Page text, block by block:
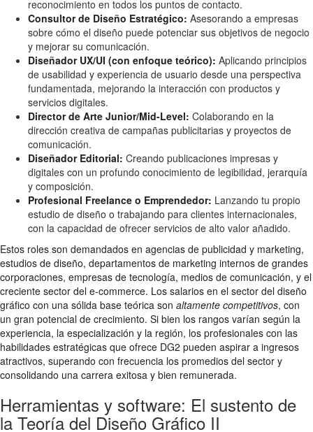
reconocimiento en todos los puntos de contacto.
Consultor de Diseño Estratégico: Asesorando a empresas
sobre cómo el diseño puede potenciar sus objetivos de negocio
y mejorar su comunicación.
Diseñador UX/UI (con enfoque teórico): Aplicando principios
de usabilidad y experiencia de usuario desde una perspectiva
fundamentada, mejorando la interacción con productos y
servicios digitales.
Director de Arte Junior/Mid-Level: Colaborando en la
dirección creativa de campañas publicitarias y proyectos de
comunicación.
Diseñador Editorial: Creando publicaciones impresas y
digitales con un profundo conocimiento de legibilidad, jerarquía
y composición.
Profesional Freelance o Emprendedor: Lanzando tu propio
estudio de diseño o trabajando para clientes internacionales,
con la capacidad de ofrecer servicios de alto valor añadido.
Estos roles son demandados en agencias de publicidad y marketing,
estudios de diseño, departamentos de marketing internos de grandes
corporaciones, empresas de tecnología, medios de comunicación, y el
creciente sector del e-commerce. Los salarios en el sector del diseño
gráfico con una sólida base teórica son altamente competitivos, con
un gran potencial de crecimiento. Si bien los rangos varían según la
experiencia, la especialización y la región, los profesionales con las
habilidades estratégicas que ofrece DG2 pueden aspirar a ingresos
atractivos, superando con frecuencia los promedios del sector y
consolidando una carrera exitosa y bien remunerada.
Herramientas y software: El sustento de
la Teoría del Diseño Gráfico II